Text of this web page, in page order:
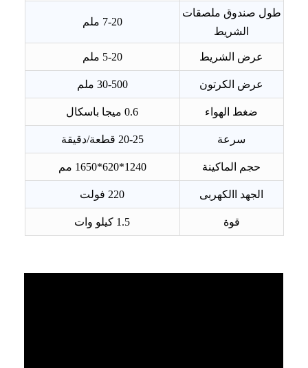
طول صندوق ملصقات
الشريط
7-20 ملم
عرض الشريط 5-20 ملم
عرض الكرتون 30-500 ملم
ضغط الهواء 0.6 ميجا باسكال
سرعة 20-25 قطعة/دقيقة
حجم الماكينة 1240*620*1650 مم
الجهد االكهربى 220 فولت
قوة 1.5 كيلو وات